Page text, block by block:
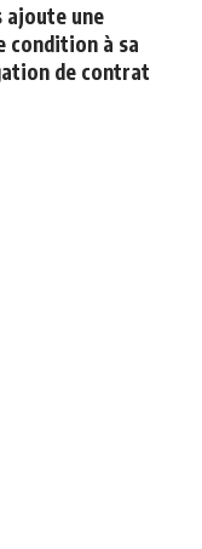
ajoute une
condition à sa
de contrat